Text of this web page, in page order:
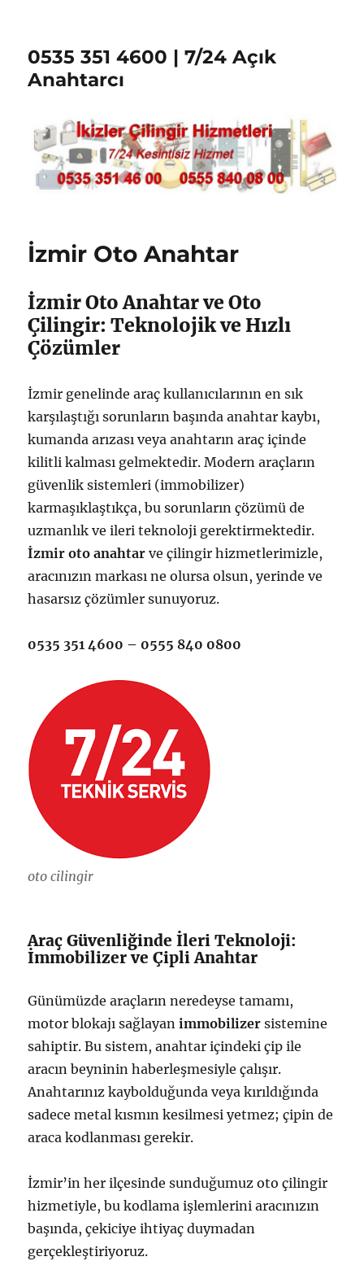
0535 351 4600 | 7/24 Açık
Anahtarcı
İzmir Oto Anahtar
İzmir Oto Anahtar ve Oto
Çilingir: Teknolojik ve Hızlı
Çözümler
İzmir genelinde araç kullanıcılarının en sık
karşılaştığı sorunların başında anahtar kaybı,
kumanda arızası veya anahtarın araç içinde
kilitli kalması gelmektedir. Modern araçların
güvenlik sistemleri (immobilizer)
karmaşıklaştıkça, bu sorunların çözümü de
uzmanlık ve ileri teknoloji gerektirmektedir.
İzmir oto anahtar ve çilingir hizmetlerimizle,
aracınızın markası ne olursa olsun, yerinde ve
hasarsız çözümler sunuyoruz.
0535 351 4600 – 0555 840 0800
oto cilingir
Araç Güvenliğinde İleri Teknoloji:
İmmobilizer ve Çipli Anahtar
Günümüzde araçların neredeyse tamamı,
motor blokajı sağlayanimmobilizer sistemine
sahiptir. Bu sistem, anahtar içindeki çip ile
aracın beyninin haberleşmesiyle çalışır.
Anahtarınız kaybolduğunda veya kırıldığında
sadece metal kısmın kesilmesi yetmez; çipin de
araca kodlanması gerekir.
İzmir’in her ilçesinde sunduğumuz oto çilingir
hizmetiyle, bu kodlama işlemlerini aracınızın
başında, çekiciye ihtiyaç duymadan
gerçekleştiriyoruz.